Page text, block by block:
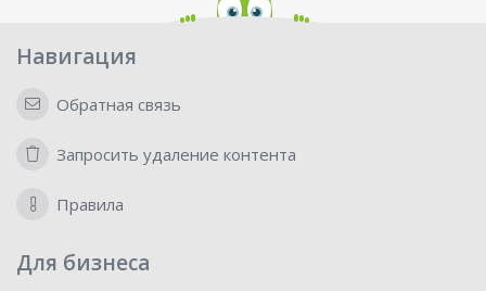
Навигация
Обратная связь
Запросить удаление контента
Правила
Для бизнеса